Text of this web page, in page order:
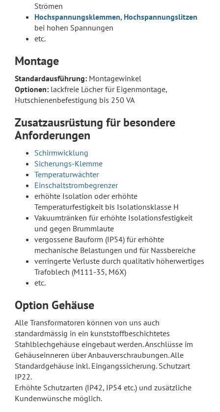
Strömen
Hochspannungsklemmen, Hochspannungslitzen
bei hohen Spannungen
etc.
Montage
Standardausführung: Montagewinkel
Optionen: lackfreie Löcher für Eigenmontage,
Hutschienenbefestigung bis 250 VA
Zusatzausrüstung für besondere
Anforderungen
Schirmwicklung
Sicherungs-Klemme
Temperaturwächter
Einschaltstrombegrenzer
erhöhte Isolation oder erhöhte
Temperaturfestigkeit bis Isolationsklasse H
Vakuumtränken für erhöhte Isolationsfestigkeit
und gegen Brummlaute
vergossene Bauform (IP54) für erhöhte
mechanische Belastungen und für Nassbereiche
verringerte Verluste durch qualitativ höherwertiges
Trafoblech (M111-35, M6X)
etc.
Option Gehäuse
Alle Transformatoren können von uns auch
standardmässig in ein kunststoffbeschichtetes
Stahlblechgehäuse eingebaut werden. Anschlüsse im
Gehäuseinneren über Anbauverschraubungen. Alle
Standardgehäuse inkl. Eingangssicherung. Schutzart
IP22.
Erhöhte Schutzarten (IP42, IP54 etc.) und zusätzliche
Kundenwünsche möglich.